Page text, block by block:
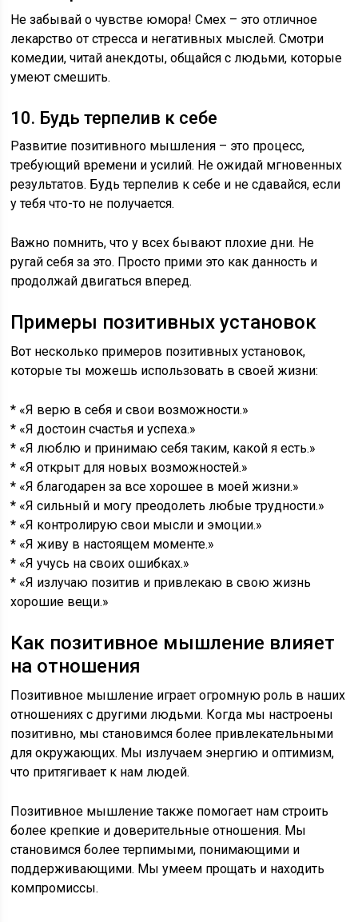
Не забывай о чувстве юмора! Смех – это отличное
лекарство от стресса и негативных мыслей. Смотри
комедии, читай анекдоты, общайся с людьми, которые
умеют смешить.
10. Будь терпелив к себе
Развитие позитивного мышления – это процесс,
требующий времени и усилий. Не ожидай мгновенных
результатов. Будь терпелив к себе и не сдавайся, если
у тебя что-то не получается.
Важно помнить, что у всех бывают плохие дни. Не
ругай себя за это. Просто прими это как данность и
продолжай двигаться вперед.
Примеры позитивных установок
Вот несколько примеров позитивных установок,
которые ты можешь использовать в своей жизни:
* «Я верю в себя и свои возможности.»
* «Я достоин счастья и успеха.»
* «Я люблю и принимаю себя таким, какой я есть.»
* «Я открыт для новых возможностей.»
* «Я благодарен за все хорошее в моей жизни.»
* «Я сильный и могу преодолеть любые трудности.»
* «Я контролирую свои мысли и эмоции.»
* «Я живу в настоящем моменте.»
* «Я учусь на своих ошибках.»
* «Я излучаю позитив и привлекаю в свою жизнь
хорошие вещи.»
Как позитивное мышление влияет
на отношения
Позитивное мышление играет огромную роль в наших
отношениях с другими людьми. Когда мы настроены
позитивно, мы становимся более привлекательными
для окружающих. Мы излучаем энергию и оптимизм,
что притягивает к нам людей.
Позитивное мышление также помогает нам строить
более крепкие и доверительные отношения. Мы
становимся более терпимыми, понимающими и
поддерживающими. Мы умеем прощать и находить
компромиссы.